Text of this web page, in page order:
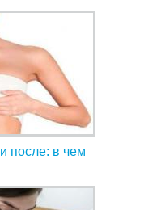
после: в чем